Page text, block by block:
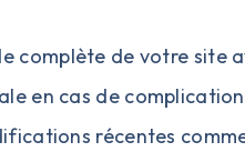
complète de votre site
en cas de
récentes